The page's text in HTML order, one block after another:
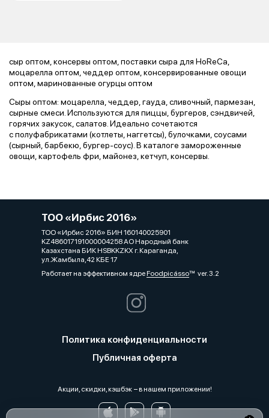
сыр оптом, консервы оптом, поставки сыра для HoReCa,
моцарелла оптом, чеддер оптом, консервированные овощи
оптом, маринованные огурцы оптом
Сыры оптом: моцарелла, чеддер, гауда, сливочный, пармезан,
сырные смеси. Используются для пиццы, бургеров, сэндвичей,
горячих закусок, салатов. Идеально сочетаются
с полуфабрикатами (котлеты, наггетсы), булочками, соусами
(сырный, барбекю, бургер-соус). В каталоге замороженные
овощи, картофель фри, майонез, кетчуп, консервы.
ТОО «Ирбис 2016»
ТОО «Ирбис 2016» БИН 160140025901
KZ486017191000004258 АО Народный банк
Казахстана БИК HSBKKZKX г. Караганда,
ул.Жамбыла,42 КБЕ 17
Работает на эффективном ядреFoodpicássover. 3.2
Политика конфиденциальности
Публичная оферта
Акции, скидки, кэшбэк − в нашем приложении!